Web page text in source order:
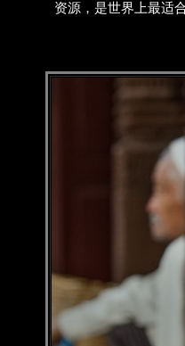
资源，是世界上最适